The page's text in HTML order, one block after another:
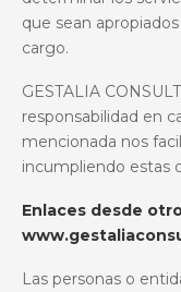
que sean
cargo.
GESTALIA
responsabilidad en
mencionada nos
incumpliendo estas
Enlaces desde
Las personas o